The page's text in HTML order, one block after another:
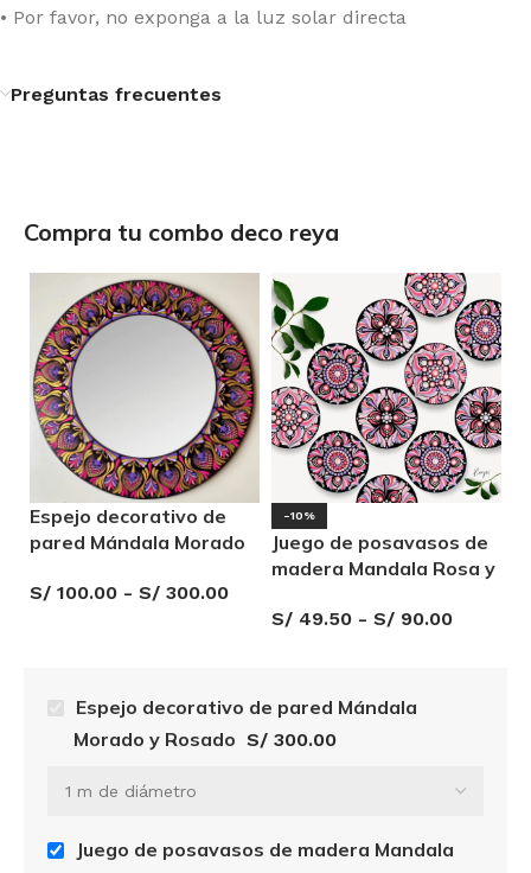
• Por favor, no exponga a la luz solar directa
Preguntas frecuentes
Compra tu combo deco reya
Espejo decorativo de
pared Mándala Morado
S/ 100.00 - S/ 300.00
-10%
Juego de posavasos de
madera Mandala Rosa y
S/ 49.50 - S/ 90.00
Espejo decorativo de pared Mándala
Morado y Rosado S/ 300.00
Juego de posavasos de madera Mandala